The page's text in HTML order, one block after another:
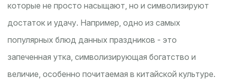
которые не просто насыщают, но и символизируют
достаток и удачу. Например, одно из самых
популярных блюд данных праздников - это
запеченная утка, символизирующая богатство и
величие, особенно почитаемая в китайской культуре.